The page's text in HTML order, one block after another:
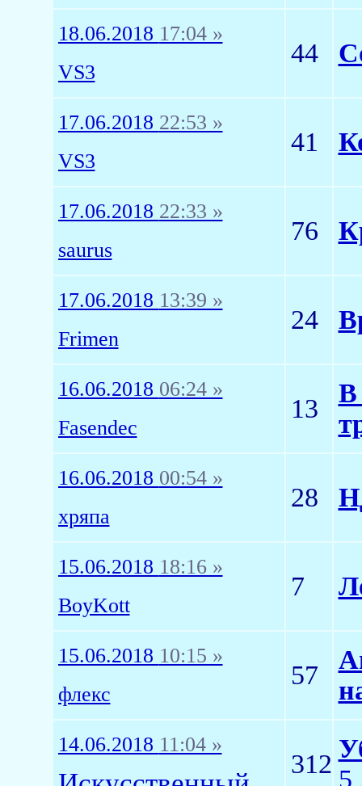
18.06.2018 17:04 »
VS3
44
17.06.2018 22:53 »
VS3
41
17.06.2018 22:33 »
saurus
76
17.06.2018 13:39 »
Frimen
24
16.06.2018 06:24 »
Fasendec
13
В
16.06.2018 00:54 »
хряпа
28
15.06.2018 18:16 »
BoyKott
7
15.06.2018 10:15 »
флекс
57
14.06.2018 11:04 »
312
5